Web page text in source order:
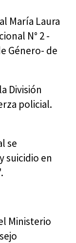
María Laura
N° 2 -
Género- de
División
policial.
se
suicidio en
Ministerio